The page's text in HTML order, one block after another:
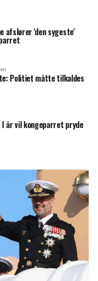
afslører 'den sygeste'
Politiet måtte tilkaldes
år vil kongeparret pryde